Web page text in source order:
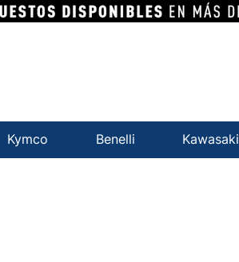
Kymco Benelli Kawasaki